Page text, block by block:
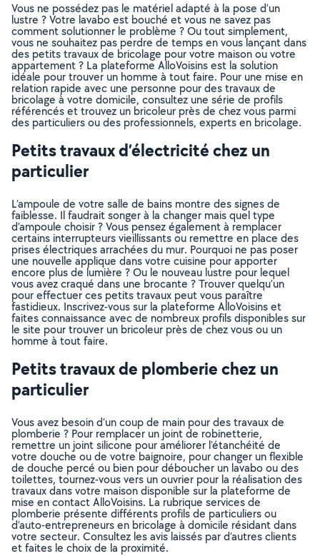
Vous ne possédez pas le matériel adapté à la pose d’un
lustre ? Votre lavabo est bouché et vous ne savez pas
comment solutionner le problème ? Ou tout simplement,
vous ne souhaitez pas perdre de temps en vous lançant dans
des petits travaux de bricolage pour votre maison ou votre
appartement ? La plateforme AlloVoisins est la solution
idéale pour trouver un homme à tout faire. Pour une mise en
relation rapide avec une personne pour des travaux de
bricolage à votre domicile, consultez une série de profils
référencés et trouvez un bricoleur près de chez vous parmi
des particuliers ou des professionnels, experts en bricolage.
Petits travaux d’électricité chez un
particulier
L’ampoule de votre salle de bains montre des signes de
faiblesse. Il faudrait songer à la changer mais quel type
d’ampoule choisir ? Vous pensez également à remplacer
certains interrupteurs vieillissants ou remettre en place des
prises électriques arrachées du mur. Pourquoi ne pas poser
une nouvelle applique dans votre cuisine pour apporter
encore plus de lumière ? Ou le nouveau lustre pour lequel
vous avez craqué dans une brocante ? Trouver quelqu’un
pour effectuer ces petits travaux peut vous paraître
fastidieux. Inscrivez-vous sur la plateforme AlloVoisins et
faites connaissance avec de nombreux profils disponibles sur
le site pour trouver un bricoleur près de chez vous ou un
homme à tout faire.
Petits travaux de plomberie chez un
particulier
Vous avez besoin d’un coup de main pour des travaux de
plomberie ? Pour remplacer un joint de robinetterie,
remettre un joint silicone pour améliorer l’étanchéité de
votre douche ou de votre baignoire, pour changer un flexible
de douche percé ou bien pour déboucher un lavabo ou des
toilettes, tournez-vous vers un ouvrier pour la réalisation des
travaux dans votre maison disponible sur la plateforme de
mise en contact AlloVoisins. La rubrique services de
plomberie présente différents profils de particuliers ou
d’auto-entrepreneurs en bricolage à domicile résidant dans
votre secteur. Consultez les avis laissés par d’autres clients
et faites le choix de la proximité.